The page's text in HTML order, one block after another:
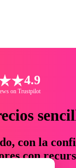
4.9
on Trustpilot
con la
con